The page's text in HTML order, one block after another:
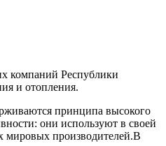
компаний Республики
и отопления.
принципа высокого
они используют в своей
мировых производителей.В